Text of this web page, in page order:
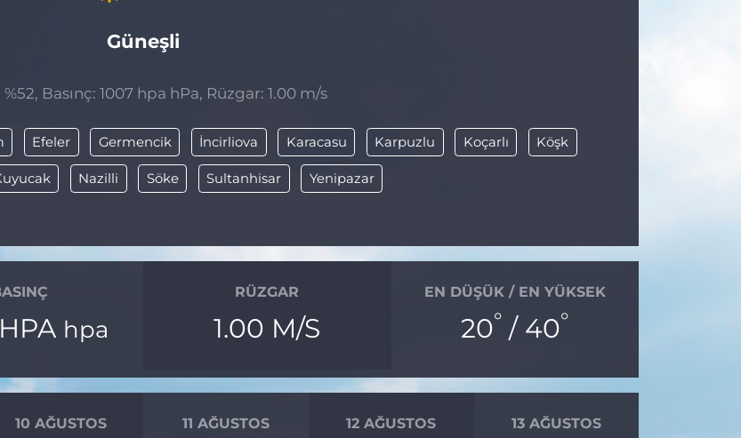
Güneşli
Basınç: 1007 hpa hPa, Rüzgar: 1.00 m/s
Efeler Germencik İncirliova Karacasu Karpuzlu Koçarlı Köşk
Nazilli Söke Sultanhisar Yenipazar
hpa
RÜZGAR
1.00 M/S
EN DÜŞÜK / EN YÜKSEK
20° / 40°
10 AĞUSTOS 11 AĞUSTOS 12 AĞUSTOS 13 AĞUSTOS